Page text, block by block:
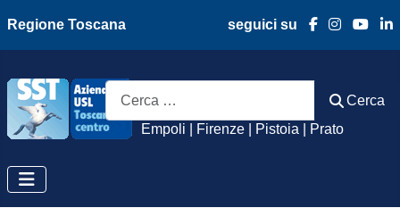
Regione Toscana seguici su
Azienda Usl
Empoli | Firenze | Pistoia | Prato
Cerca
Cerca